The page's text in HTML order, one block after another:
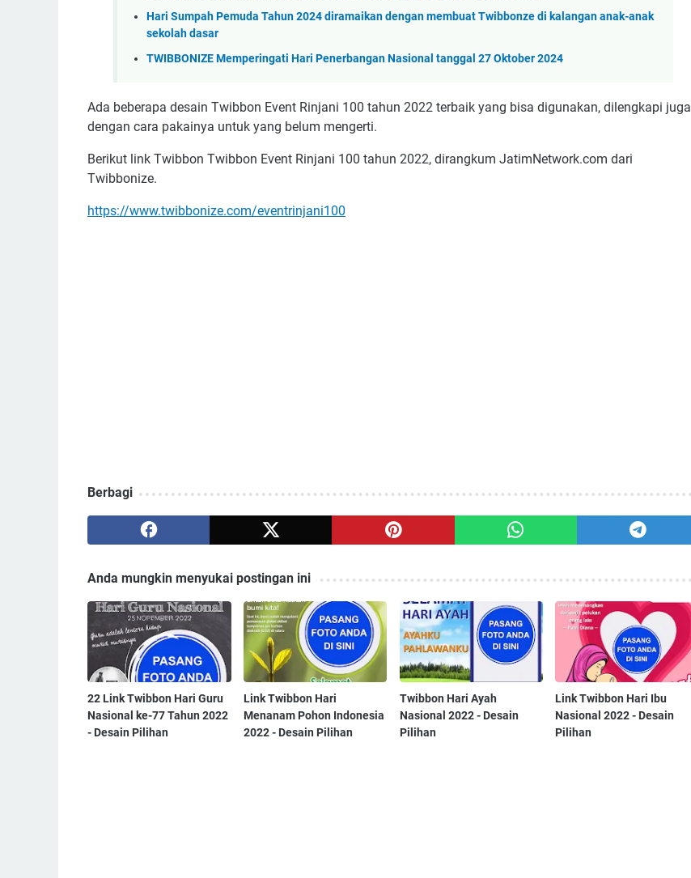
Hari Sumpah Pemuda Tahun 2024 diramaikan dengan membuat Twibbonze di kalangan anak-anak
sekolah dasar
TWIBBONIZE Memperingati Hari Penerbangan Nasional tanggal 27 Oktober 2024
Ada beberapa desain Twibbon Event Rinjani 100 tahun 2022 terbaik yang bisa digunakan, dilengkapi juga
dengan cara pakainya untuk yang belum mengerti.
Berikut link Twibbon Twibbon Event Rinjani 100 tahun 2022, dirangkum JatimNetwork.com dari
Twibbonize.
https://www.twibbonize.com/eventrinjani100
Berbagi
Anda mungkin menyukai postingan ini
22 Link Twibbon Hari Guru
Nasional ke-77 Tahun 2022
- Desain Pilihan
Link Twibbon Hari
Menanam Pohon Indonesia
2022 - Desain Pilihan
Twibbon Hari Ayah
Nasional 2022 - Desain
Pilihan
Link Twibbon Hari Ibu
Nasional 2022 - Desain
Pilihan